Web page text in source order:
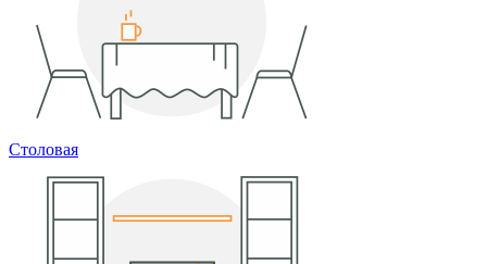
Столовая